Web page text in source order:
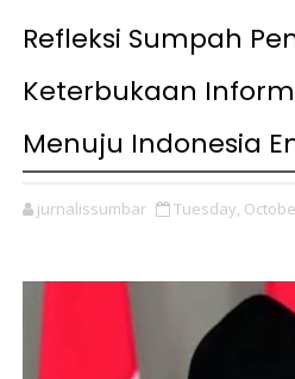
Refleksi Sumpah
Keterbukaan
Menuju Indonesia
jurnalissumbar Tuesday,